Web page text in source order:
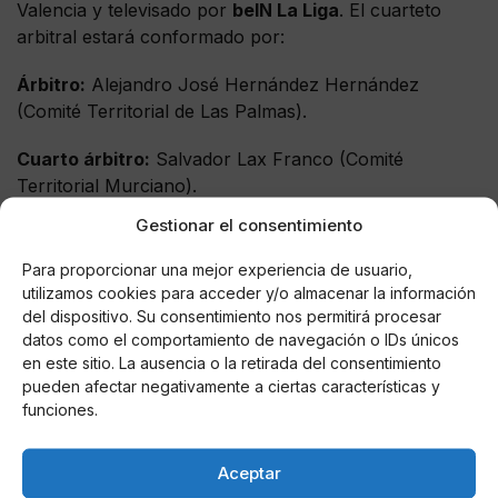
Gestionar el consentimiento
Para proporcionar una mejor experiencia de usuario,
utilizamos cookies para acceder y/o almacenar la información
del dispositivo. Su consentimiento nos permitirá procesar
datos como el comportamiento de navegación o IDs únicos
en este sitio. La ausencia o la retirada del consentimiento
pueden afectar negativamente a ciertas características y
funciones.
Aceptar
Valencia y televisado por beIN La Liga. El cuarteto
arbitral estará conformado por:
Árbitro: Alejandro José Hernández Hernández
(Comité Territorial de Las Palmas).
Cuarto árbitro: Salvador Lax Franco (Comité
Territorial Murciano).
Árbitro asistente 1:Teodoro Sobrino Magán (Comité
Territorial Castellano-Manchego).
Árbitro asistente 2:José Enrique Naranjo
Pérez (Comité Territorial de Las Palmas).
VAR:Ignacio Iglesias Villanueva (Comité Territorial
Gallego).
Asistente VAR: